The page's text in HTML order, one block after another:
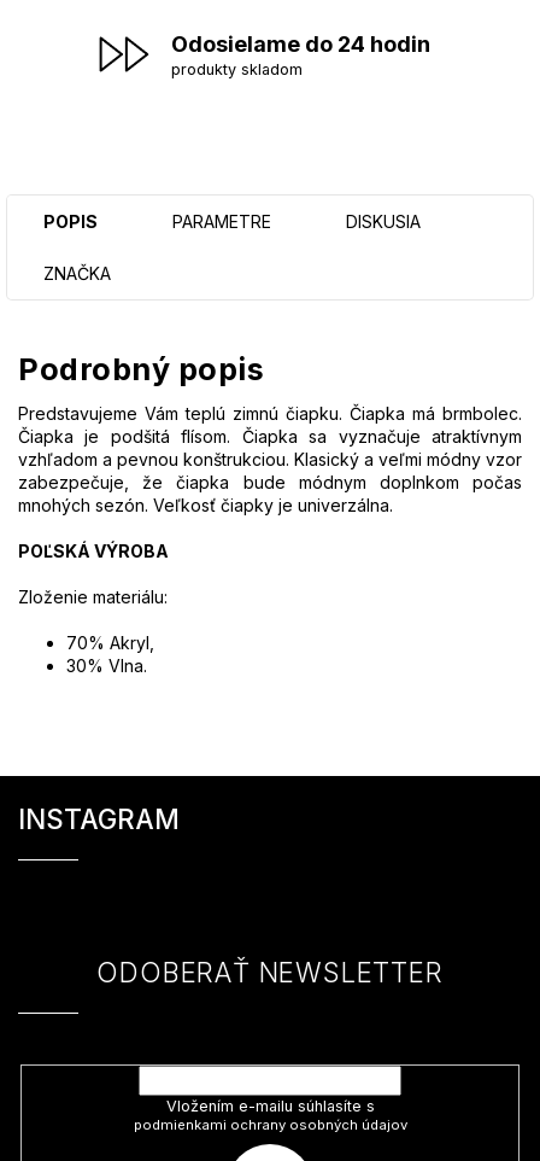
Odosielame do 24 hodin
produkty skladom
POPIS PARAMETRE DISKUSIA
ZNAČKA
Podrobný popis
Predstavujeme Vám teplú zimnú čiapku. Čiapka má brmbolec.
Čiapka je podšitá flísom. Čiapka sa vyznačuje atraktívnym
vzhľadom a pevnou konštrukciou. Klasický a veľmi módny vzor
zabezpečuje, že čiapka bude módnym doplnkom počas
mnohých sezón. Veľkosť čiapky je univerzálna.
POĽSKÁ VÝROBA
Zloženie materiálu:
70% Akryl,
30% Vlna.
INSTAGRAM
ODOBERAŤ NEWSLETTER
Vložením e-mailu súhlasíte s
podmienkami ochrany osobných údajov